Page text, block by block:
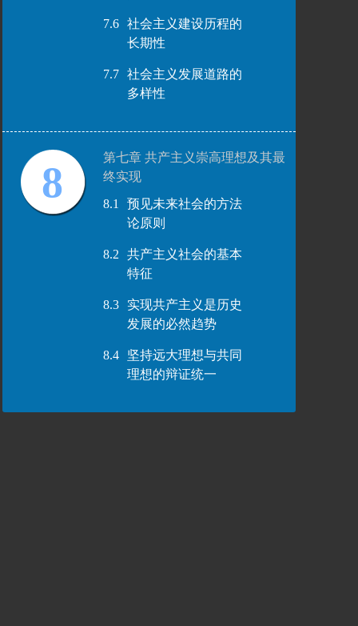
7.6
社会主义建设历程的
长期性
7.7
社会主义发展道路的
多样性
8
第七章 共产主义崇高理想及其最
终实现
8.1
预见未来社会的方法
论原则
8.2
共产主义社会的基本
特征
8.3
实现共产主义是历史
发展的必然趋势
8.4
坚持远大理想与共同
理想的辩证统一